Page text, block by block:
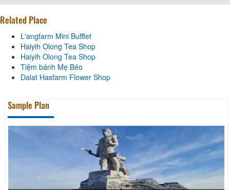
Related Place
L'angfarm Mini Bufffet
Haiyih Olong Tea Shop
Haiyih Olong Tea Shop
Tiệm bánh Mẹ Béo
Dalat Hasfarm Flower Shop
Sample Plan